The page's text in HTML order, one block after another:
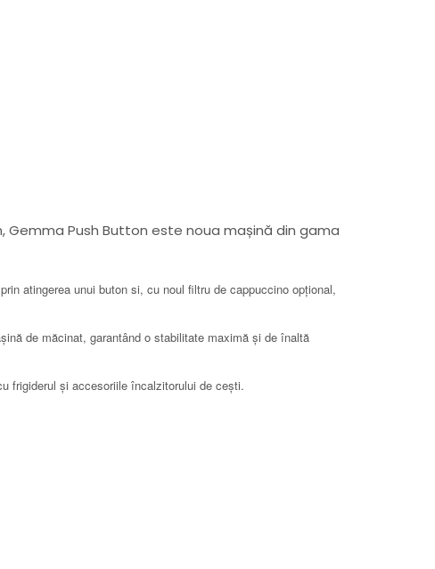
Gemma Push Button este noua mașină din gama
atingerea unui buton si, cu noul filtru de cappuccino opțional,
de măcinat, garantând o stabilitate maximă și de înaltă
frigiderul și accesoriile încalzitorului de cești.